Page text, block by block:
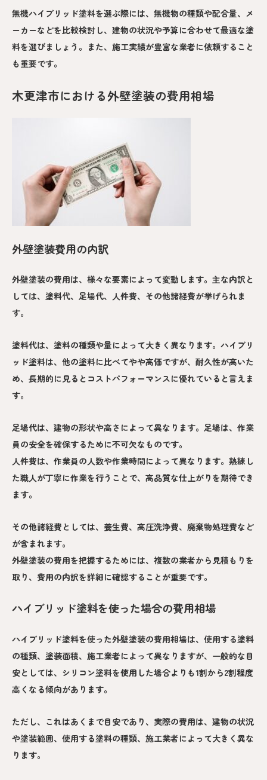
無機ハイブリッド塗料を選ぶ際には、無機物の種類や配合量、メ
ーカーなどを比較検討し、建物の状況や予算に合わせて最適な塗
料を選びましょう。また、施工実績が豊富な業者に依頼すること
も重要です。
木更津市における外壁塗装の費用相場
外壁塗装費用の内訳
外壁塗装の費用は、様々な要素によって変動します。主な内訳と
しては、塗料代、足場代、人件費、その他諸経費が挙げられま
す。
塗料代は、塗料の種類や量によって大きく異なります。ハイブリ
ッド塗料は、他の塗料に比べてやや高価ですが、耐久性が高いた
め、長期的に見るとコストパフォーマンスに優れていると言えま
す。
足場代は、建物の形状や高さによって異なります。足場は、作業
員の安全を確保するために不可欠なものです。
人件費は、作業員の人数や作業時間によって異なります。熟練し
た職人が丁寧に作業を行うことで、高品質な仕上がりを期待でき
ます。
その他諸経費としては、養生費、高圧洗浄費、廃棄物処理費など
が含まれます。
外壁塗装の費用を把握するためには、複数の業者から見積もりを
取り、費用の内訳を詳細に確認することが重要です。
ハイブリッド塗料を使った場合の費用相場
ハイブリッド塗料を使った外壁塗装の費用相場は、使用する塗料
の種類、塗装面積、施工業者によって異なりますが、一般的な目
安としては、シリコン塗料を使用した場合よりも1割から2割程度
高くなる傾向があります。
ただし、これはあくまで目安であり、実際の費用は、建物の状況
や塗装範囲、使用する塗料の種類、施工業者によって大きく異な
ります。